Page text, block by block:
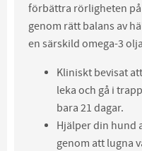
förbättra rörligheten
genom rätt balans av
en särskild omega-3
Kliniskt bevisat
leka och gå i
bara 21 dagar.
Hjälper din hund
genom att lugna